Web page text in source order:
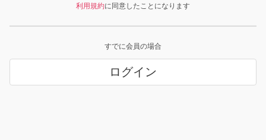
利用規約に同意したことになります
すでに会員の場合
ログイン